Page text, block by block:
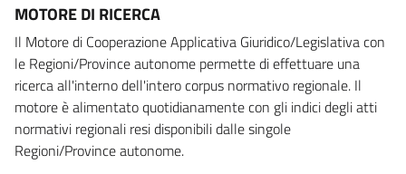
MOTORE DI RICERCA
Il Motore di Cooperazione Applicativa Giuridico/Legislativa con
le Regioni/Province autonome permette di effettuare una
ricerca all'interno dell'intero corpus normativo regionale. Il
motore è alimentato quotidianamente con gli indici degli atti
normativi regionali resi disponibili dalle singole
Regioni/Province autonome.